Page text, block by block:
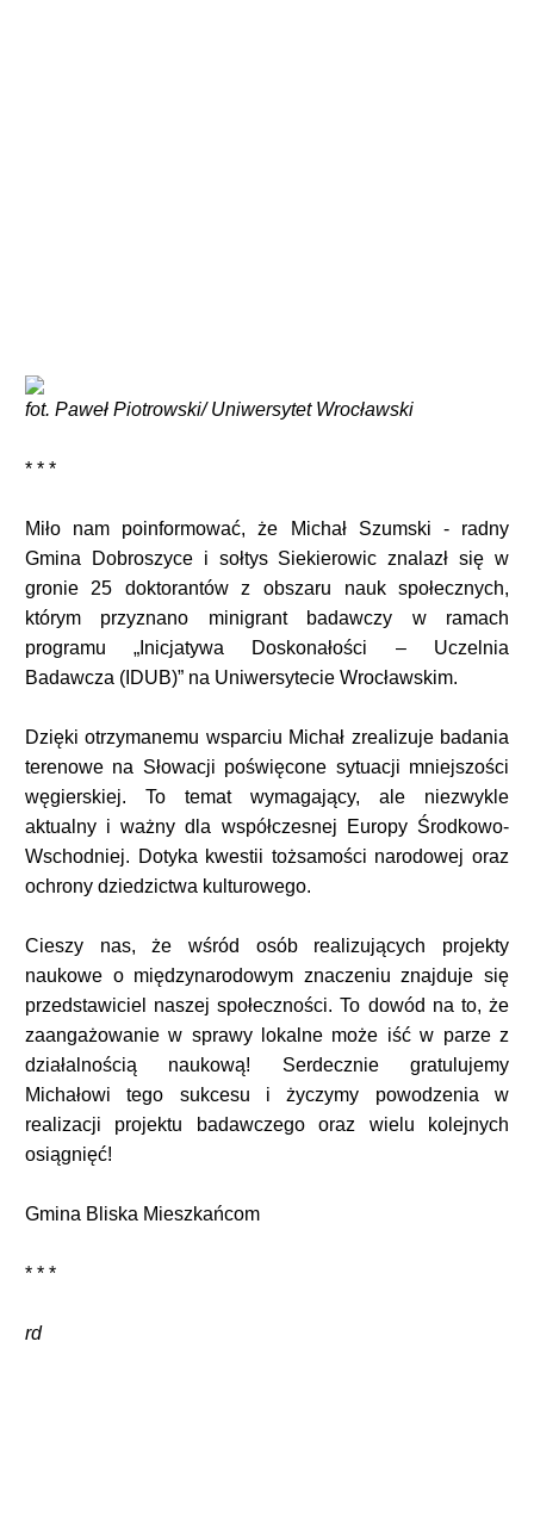
fot. Paweł Piotrowski/ Uniwersytet Wrocławski
* * *
Miło nam poinformować, że Michał Szumski - radny
Gmina Dobroszyce i sołtys Siekierowic znalazł się w
gronie 25 doktorantów z obszaru nauk społecznych,
którym przyznano minigrant badawczy w ramach
programu „Inicjatywa Doskonałości – Uczelnia
Badawcza (IDUB)” na Uniwersytecie Wrocławskim.
Dzięki otrzymanemu wsparciu Michał zrealizuje badania
terenowe na Słowacji poświęcone sytuacji mniejszości
węgierskiej. To temat wymagający, ale niezwykle
aktualny i ważny dla współczesnej Europy Środkowo-
Wschodniej. Dotyka kwestii tożsamości narodowej oraz
ochrony dziedzictwa kulturowego.
Cieszy nas, że wśród osób realizujących projekty
naukowe o międzynarodowym znaczeniu znajduje się
przedstawiciel naszej społeczności. To dowód na to, że
zaangażowanie w sprawy lokalne może iść w parze z
działalnością naukową! Serdecznie gratulujemy
Michałowi tego sukcesu i życzymy powodzenia w
realizacji projektu badawczego oraz wielu kolejnych
osiągnięć!
Gmina Bliska Mieszkańcom
* * *
rd